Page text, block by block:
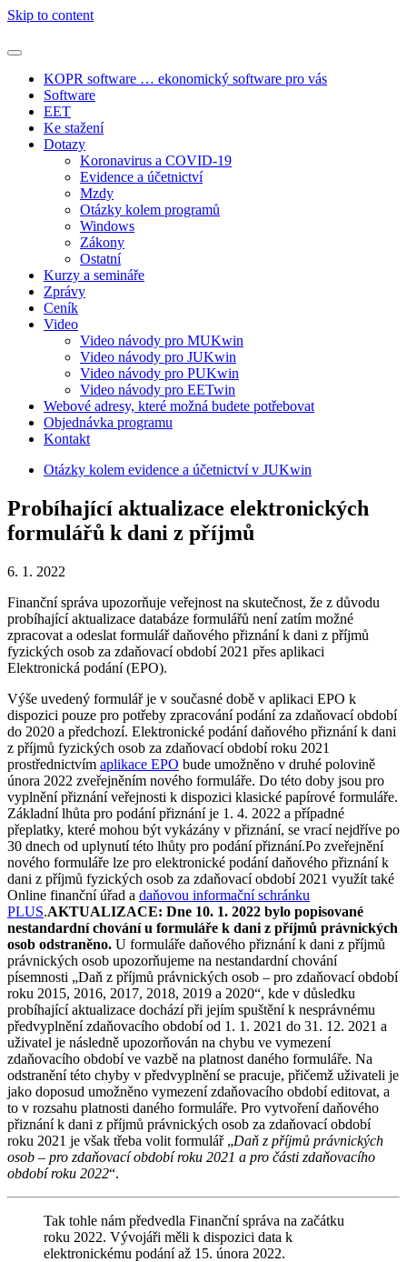
Skip to content
KOPR software … ekonomický software pro vás
Software
EET
Ke stažení
Dotazy
Koronavirus a COVID-19
Evidence a účetnictví
Mzdy
Otázky kolem programů
Windows
Zákony
Ostatní
Kurzy a semináře
Zprávy
Ceník
Video
Video návody pro MUKwin
Video návody pro JUKwin
Video návody pro PUKwin
Video návody pro EETwin
Webové adresy, které možná budete potřebovat
Objednávka programu
Kontakt
Otázky kolem evidence a účetnictví v JUKwin
Probíhající aktualizace elektronických
formulářů k dani z příjmů
6. 1. 2022
Finanční správa upozorňuje veřejnost na skutečnost, že z důvodu
probíhající aktualizace databáze formulářů není zatím možné
zpracovat a odeslat formulář daňového přiznání k dani z příjmů
fyzických osob za zdaňovací období 2021 přes aplikaci
Elektronická podání (EPO).
Výše uvedený formulář je v současné době v aplikaci EPO k
dispozici pouze pro potřeby zpracování podání za zdaňovací období
do 2020 a předchozí. Elektronické podání daňového přiznání k dani
z příjmů fyzických osob za zdaňovací období roku 2021
prostřednictvím aplikace EPO bude umožněno v druhé polovině
února 2022 zveřejněním nového formuláře. Do této doby jsou pro
vyplnění přiznání veřejnosti k dispozici klasické papírové formuláře.
Základní lhůta pro podání přiznání je 1. 4. 2022 a případné
přeplatky, které mohou být vykázány v přiznání, se vrací nejdříve po
30 dnech od uplynutí této lhůty pro podání přiznání.Po zveřejnění
nového formuláře lze pro elektronické podání daňového přiznání k
dani z příjmů fyzických osob za zdaňovací období 2021 využít také
Online finanční úřad a daňovou informační schránku
PLUS.AKTUALIZACE: Dne 10. 1. 2022 bylo popisované
nestandardní chování u formuláře k dani z příjmů právnických
osob odstraněno. U formuláře daňového přiznání k dani z příjmů
právnických osob upozorňujeme na nestandardní chování
písemnosti „Daň z příjmů právnických osob – pro zdaňovací období
roku 2015, 2016, 2017, 2018, 2019 a 2020“, kde v důsledku
probíhající aktualizace dochází při jejím spuštění k nesprávnému
předvyplnění zdaňovacího období od 1. 1. 2021 do 31. 12. 2021 a
uživatel je následně upozorňován na chybu ve vymezení
zdaňovacího období ve vazbě na platnost daného formuláře. Na
odstranění této chyby v předvyplnění se pracuje, přičemž uživateli je
jako doposud umožněno vymezení zdaňovacího období editovat, a
to v rozsahu platnosti daného formuláře. Pro vytvoření daňového
přiznání k dani z příjmů právnických osob za zdaňovací období
roku 2021 je však třeba volit formulář „Daň z příjmů právnických
osob – pro zdaňovací období roku 2021 a pro části zdaňovacího
období roku 2022“.
Tak tohle nám předvedla Finanční správa na začátku
roku 2022. Vývojáři měli k dispozici data k
elektronickému podání až 15. února 2022.